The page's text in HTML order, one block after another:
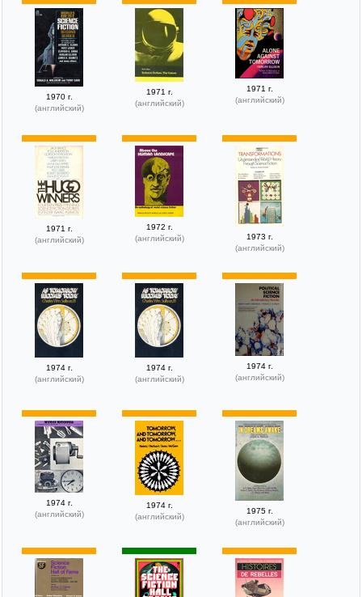
1970 г.
(английский)
1971 г.
(английский)
1971 г.
(английский)
1971 г.
(английский)
1972 г.
(английский)
1973 г.
(английский)
1974 г.
(английский)
1974 г.
(английский)
1974 г.
(английский)
1974 г.
(английский)
1974 г.
(английский)
1975 г.
(английский)